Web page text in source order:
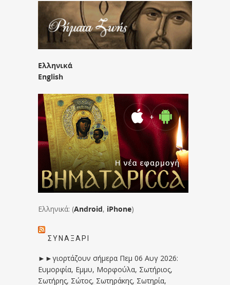
Ελληνικά
English
Ελληνικά: (Android, iPhone)
ΣΥΝΑΞΆΡΙ
►►γιορτάζουν σήμερα Πεμ 06 Αυγ 2026:
Ευμορφία, Εμμυ, Μορφούλα, Σωτήριος,
Σωτήρης, Σώτος, Σωτηράκης, Σωτηρία,